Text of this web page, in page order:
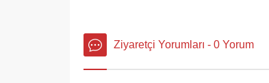
Ziyaretçi Yorumları - 0 Yorum